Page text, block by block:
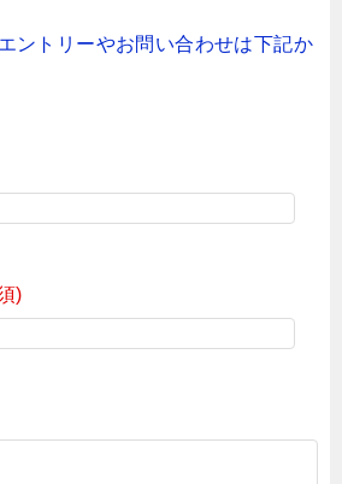
ントリーやお問い合わせは下記か
)